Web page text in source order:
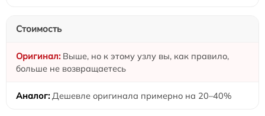
Стоимость
Выше, но к этому узлу вы, как правило,
больше не возвращаетесь
Дешевле оригинала примерно на 20–40%